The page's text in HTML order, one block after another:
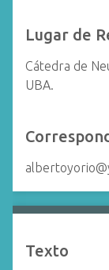
Lugar de
Cátedra de
UBA.
Texto